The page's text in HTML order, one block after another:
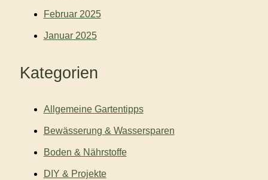
Februar 2025
Januar 2025
Kategorien
Allgemeine Gartentipps
Bewässerung & Wassersparen
Boden & Nährstoffe
DIY & Projekte